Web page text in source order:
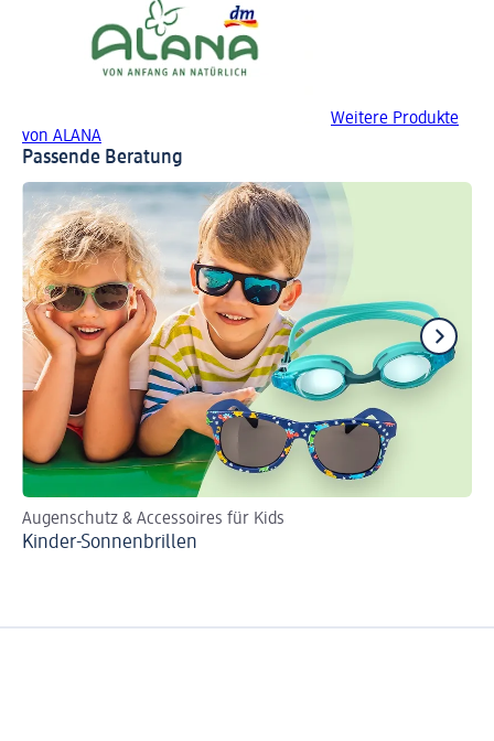
Weitere Produkte
von ALANA
Passende Beratung
Augenschutz & Accessoires für Kids
Kinder-Sonnenbrillen